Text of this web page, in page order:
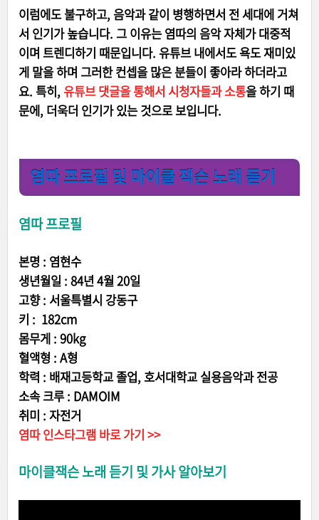
이럼에도 불구하고, 음악과 같이 병행하면서 전 세대에 거쳐
서 인기가 높습니다. 그 이유는 염따의 음악 자체가 대중적
이며 트렌디하기 때문입니다. 유튜브 내에서도 욕도 재미있
게 말을 하며 그러한 컨셉을 많은 분들이 좋아라 하더라고
요. 특히, 유튜브 댓글을 통해서 시청자들과 소통을 하기 때
문에, 더욱더 인기가 있는 것으로 보입니다.
염따 프로필 및 마이클 잭슨 노래 듣기
염따 프로필
본명 : 염현수
생년월일 : 84년 4월 20일
고향 : 서울특별시 강동구
키 : 182cm
몸무게 : 90kg
혈액형 : A형
학력 : 배재고등학교 졸업, 호서대학교 실용음악과 전공
소속 크루 : DAMOIM
취미 : 자전거
염따 인스타그램 바로 가기 >>
마이클잭슨 노래 듣기 및 가사 알아보기